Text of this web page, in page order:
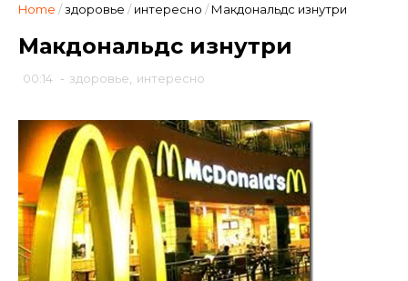
Home /здоровье / интересно / Макдональдс изнутри
Макдональдс изнутри
00:14 - здоровье интересно